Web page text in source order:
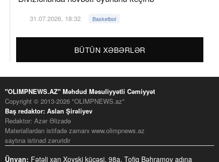
31.07.2026, 18:32 Basketbol
BÜTÜN XƏBƏRLƏR
"OLIMPNEWS.AZ" Məhdud Məsuliyyətli Cəmiyyət
Copyright © 2013-2026 "OLIMPNEWS.az"
Baş redaktor: Aslan Şirəliyev
Redaktor: Azər Əlizadə
Materiallardan istifadə zamanı www.olimpnews.az
saytına istinad zəruridir
Ünvan: Fətəli xan Xoyski küçəsi, 98a. Tofiq Bəhramov adına